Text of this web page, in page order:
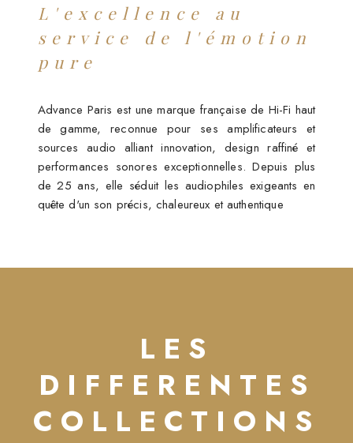
L'excellence au
service de l'émotion
pure
Advance Paris est une marque française de Hi-Fi haut
de gamme, reconnue pour ses amplificateurs et
sources audio alliant innovation, design raffiné et
performances sonores exceptionnelles. Depuis plus
de 25 ans, elle séduit les audiophiles exigeants en
quête d'un son précis, chaleureux et authentique
LES
DIFFERENTES
COLLECTIONS